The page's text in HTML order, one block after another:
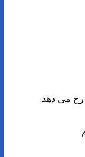
رخ می دهد